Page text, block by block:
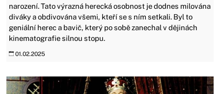
narození. Tato výrazná herecká osobnost je dodnes milována
diváky a obdivována všemi, kteří se s ním setkali. Byl to
geniální herec a bavič, který po sobě zanechal v dějinách
kinematografie silnou stopu.
01.02.2025